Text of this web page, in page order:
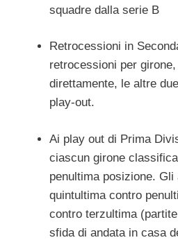
squadre dalla serie B
Retrocessioni in
retrocessioni per
direttamente, le altre
play-out.
Ai play out di Prima
ciascun girone
penultima posizione. Gli
quintultima contro
contro terzultima
sfida di andata in casa